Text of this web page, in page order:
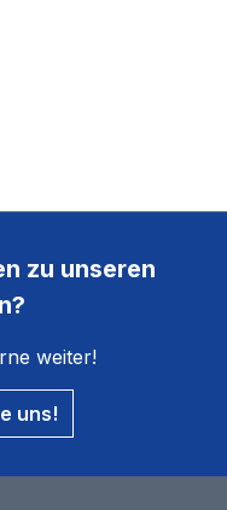
zu unseren
weiter!
uns!